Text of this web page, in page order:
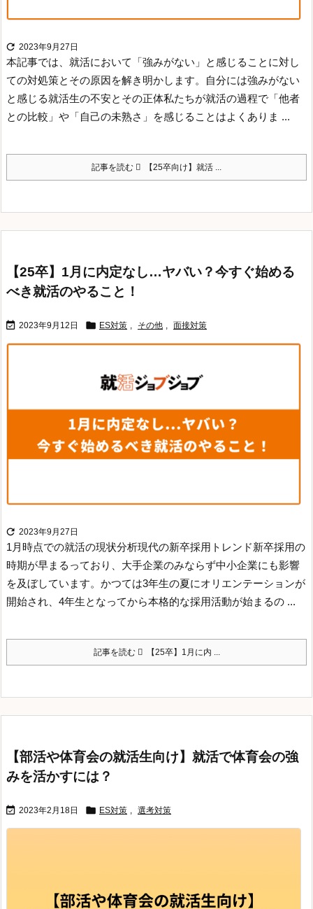
 2023年9月27日
本記事では、就活において「強みがない」と感じることに対し
ての対処策とその原因を解き明かします。
自分には強みがない
と感じる就活生の不安とその正体私たちが就活の過程で「他者
との比較」や「自己の未熟さ」を感じることはよくありま ...
記事を読む 【25卒向け】就活 ...
【25卒】1月に内定なし…ヤバい？今すぐ始める
べき就活のやること！
 2023年9月12日  ES対策 , その他 , 面接対策
 2023年9月27日
1月時点での就活の現状分析現代の新卒採用トレンド新卒採用の
時期が早まるっており、大手企業のみならず中小企業にも影響
を及ぼしています。かつては3年生の夏にオリエンテーションが
開始され、4年生となってから本格的な採用活動が始まるの ...
記事を読む 【25卒】1月に内 ...
【部活や体育会の就活生向け】就活で体育会の強
みを活かすには？
 2023年2月18日  ES対策 , 選考対策